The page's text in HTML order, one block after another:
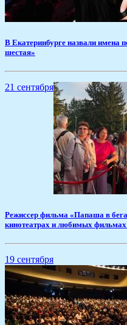
​В Екатеринбурге назвали имена
шестая»
21 сентября
Режиссер фильма «Папаша в
кинотеатрах и любимых фильмах
19 сентября